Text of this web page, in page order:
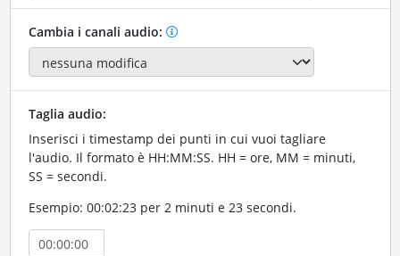
Cambia i canali audio:
Taglia audio:
Inserisci i timestamp dei punti in cui vuoi tagliare
l'audio. Il formato è HH:MM:SS. HH = ore, MM = minuti,
SS = secondi.
Esempio: 00:02:23 per 2 minuti e 23 secondi.